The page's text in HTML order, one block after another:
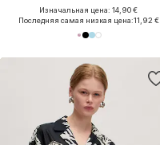
Изначальная цена: 14,90 €
Последняя самая низкая цена:11,92 €